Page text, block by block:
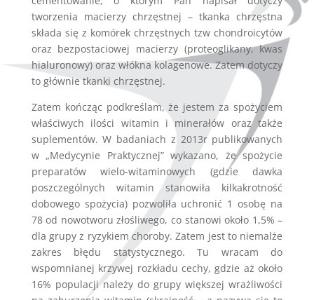
tworzenia macierzy chrzęstnej – tkanka chrzęstna
składa się z komórek chrzęstnych tzw chondroicytów
oraz bezpostaciowej macierzy (proteoglikany, kwas
hialuronowy) oraz włókna kolagenowe. Zatem dotyczy
to głównie tkanki chrzęstnej.
Zatem kończąc podkreślam, że jestem za spożyciem
właściwych ilości witamin i minerałów oraz także
suplementów. W badaniach z 2013r publikowanych
w „Medycynie Praktycznej” wykazano, że spożycie
preparatów wielo-witaminowych (gdzie dawka
poszczególnych witamin stanowiła kilkakrotność
dobowego spożycia) pozwoliła uchronić 1 osobę na
78 od nowotworu złośliwego, co stanowi około 1,5% –
dla grupy z ryzykiem choroby. Zatem jest to niemalże
zakres błędu statystycznego. Tu wracam do
wspomnianej krzywej rozkładu cechy, gdzie aż około
16% populacji należy do grupy większej wrażliwości